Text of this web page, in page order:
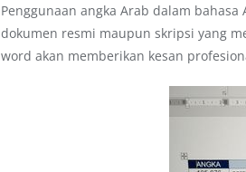
Penggunaan angka Arab dalam
dokumen resmi maupun skripsi yang
word akan memberikan kesan